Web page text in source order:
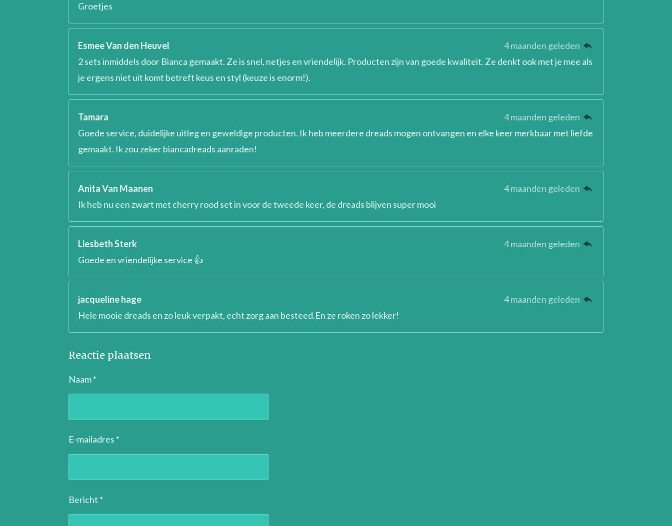
Groetjes
Esmee Van den Heuvel
4 maanden geleden
2 sets inmiddels door Bianca gemaakt. Ze is snel, netjes en vriendelijk. Producten zijn van goede kwaliteit. Ze denkt ook met je mee als
je ergens niet uit komt betreft keus en styl (keuze is enorm!).
Tamara
4 maanden geleden
Goede service, duidelijke uitleg en geweldige producten. Ik heb meerdere dreads mogen ontvangen en elke keer merkbaar met liefde
gemaakt. Ik zou zeker biancadreads aanraden!
Anita Van Maanen
4 maanden geleden
Ik heb nu een zwart met cherry rood set in voor de tweede keer, de dreads blijven super mooi
Liesbeth Sterk
4 maanden geleden
Goede en vriendelijke service 👍
jacqueline hage
4 maanden geleden
Hele mooie dreads en zo leuk verpakt, echt zorg aan besteed.En ze roken zo lekker!
Reactie plaatsen
Naam *
E-mailadres *
Bericht *